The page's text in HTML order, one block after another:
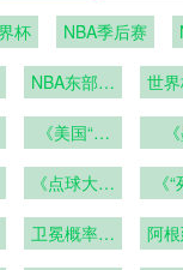
杯 NBA季后赛
NBA东部季
世
的
《美国“超
幕式！
员能否从太
与
期
《点球大战
2026世界
《
48
卫冕概率几
阿